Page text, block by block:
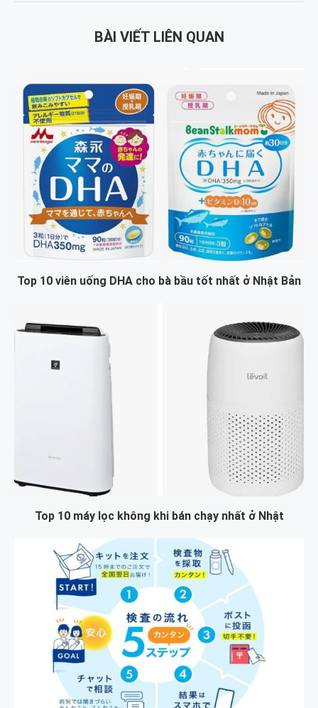
BÀI VIẾT LIÊN QUAN
Top 10 viên uống DHA cho bà bầu tốt nhất ở Nhật Bản
Top 10 máy lọc không khi bán chạy nhất ở Nhật